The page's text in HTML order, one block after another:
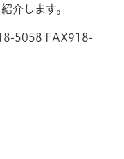
介します。
5058 FAX918-